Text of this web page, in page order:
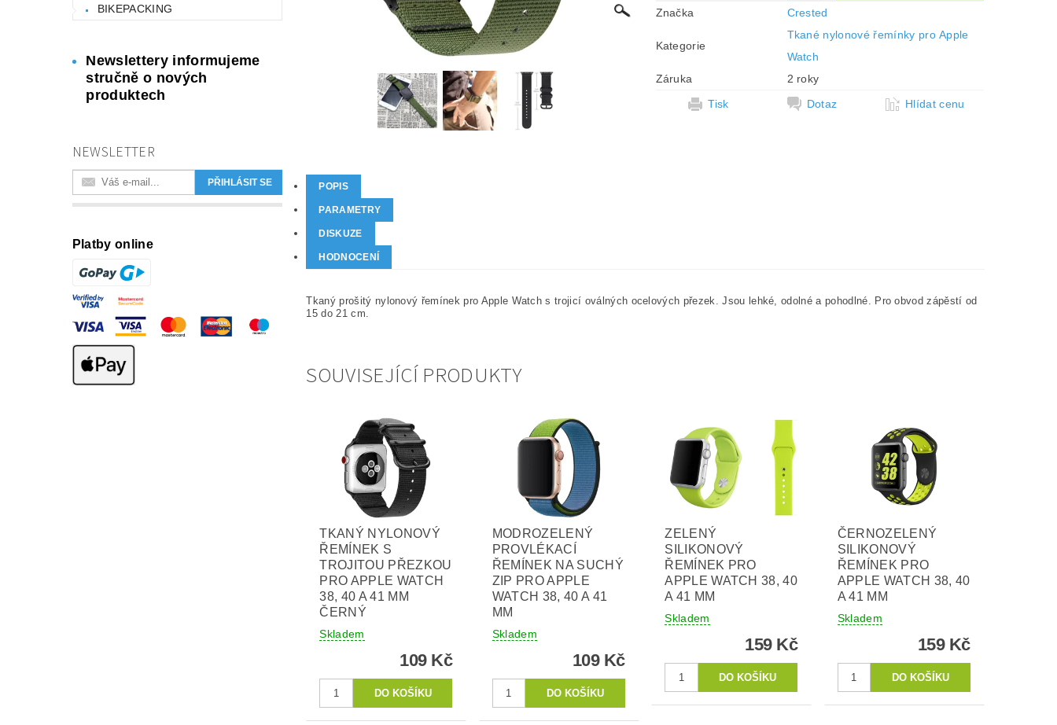
BIKEPACKING
Newslettery informujeme
stručně o nových
produktech
NEWSLETTER
Platby online
Značka Crested
Kategorie
Tkané nylonové řemínky pro Apple
Watch
Záruka
2 roky
Tisk
Dotaz Hlídat cenu
POPIS
PARAMETRY
DISKUZE
HODNOCENÍ
Tkaný prošitý nylonový řemínek pro Apple Watch s trojicí oválných ocelových přezek. Jsou lehké, odolné a pohodlné. Pro obvod zápěstí od
15 do 21 cm.
SOUVISEJÍCÍ PRODUKTY
TKANÝ NYLONOVÝ
ŘEMÍNEK S
TROJITOU PŘEZKOU
PRO APPLE WATCH
38, 40 A 41 MM
ČERNÝ
Skladem
109 Kč
MODROZELENÝ
PROVLÉKACÍ
ŘEMÍNEK NA SUCHÝ
ZIP PRO APPLE
WATCH 38, 40 A 41
MM
Skladem
109 Kč
ZELENÝ
SILIKONOVÝ
ŘEMÍNEK PRO
APPLE WATCH 38, 40
A 41 MM
Skladem
159 Kč
ČERNOZELENÝ
SILIKONOVÝ
ŘEMÍNEK PRO
APPLE WATCH 38, 40
A 41 MM
Skladem
159 Kč